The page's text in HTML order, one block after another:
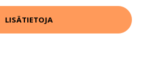
LISÄTIETOJA